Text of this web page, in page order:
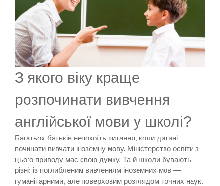
З якого віку краще
розпочинати вивчення
англійської мови у школі?
Багатьох батьків непокоїть питання, коли дитині
починати вивчати іноземну мову. Міністерство освіти з
цього приводу має свою думку. Та й школи бувають
різні: із поглибленим вивченням іноземних мов —
гуманітарними, але поверховим розглядом точних наук.